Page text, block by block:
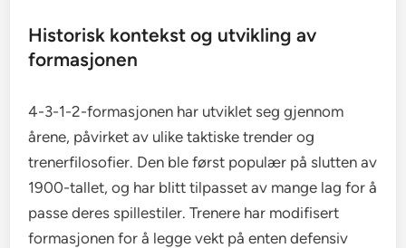
Historisk kontekst og utvikling av
formasjonen
4-3-1-2-formasjonen har utviklet seg gjennom
årene, påvirket av ulike taktiske trender og
trenerfilosofier. Den ble først populær på slutten av
1900-tallet, og har blitt tilpasset av mange lag for å
passe deres spillestiler. Trenere har modifisert
formasjonen for å legge vekt på enten defensiv